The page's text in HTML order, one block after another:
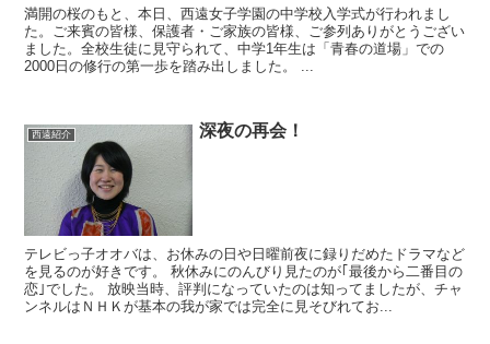
満開の桜のもと、本日、西遠女子学園の中学校入学式が行われまし
た。ご来賓の皆様、保護者・ご家族の皆様、ご参列ありがとうござい
ました。全校生徒に見守られて、中学1年生は「青春の道場」での
2000日の修行の第一歩を踏み出しました。 ...
西遠紹介 深夜の再会！
テレビっ子オオバは、お休みの日や日曜前夜に録りだめたドラマなど
を見るのが好きです。 秋休みにのんびり見たのが｢最後から二番目の
恋｣でした。 放映当時、評判になっていたのは知ってましたが、チャ
ンネルはＮＨＫが基本の我が家では完全に見そびれてお...